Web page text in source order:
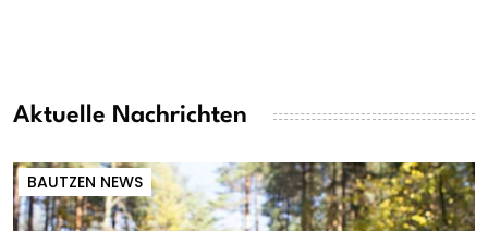
Aktuelle Nachrichten
BAUTZEN NEWS